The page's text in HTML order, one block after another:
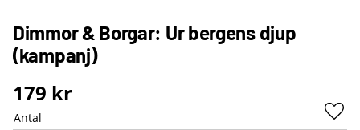
Dimmor & Borgar: Ur bergens djup
(kampanj)
179 kr
Antal